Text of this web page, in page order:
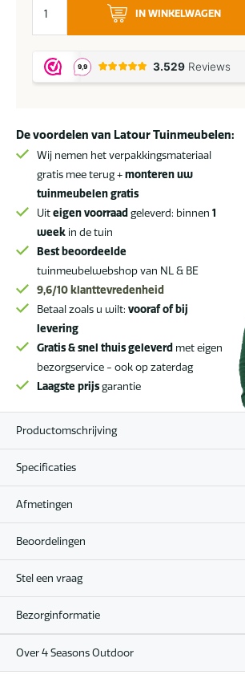
Seasons
Outdoor
Nexxt
voetstoel
aantal
IN WINKELWAGEN
De voordelen van Latour Tuinmeubelen:
Wij nemen het verpakkingsmateriaal
gratis mee terug +monteren uw
tuinmeubelen gratis
Uiteigen voorraad geleverd: binnen 1
week in de tuin
Best beoordeelde
tuinmeubelwebshop van NL & BE
9,6/10 klanttevredenheid
Betaal zoals u wilt: vooraf of bij
levering
Gratis & snel thuis geleverd met eigen
bezorgservice - ook op zaterdag
Laagste prijsgarantie
Productomschrijving
Specificaties
Afmetingen
Beoordelingen
Stel een vraag
Bezorginformatie
Over 4 Seasons Outdoor